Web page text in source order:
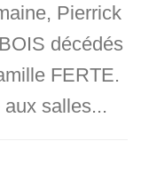
Pierrick
décédés
FERTE.
salles...